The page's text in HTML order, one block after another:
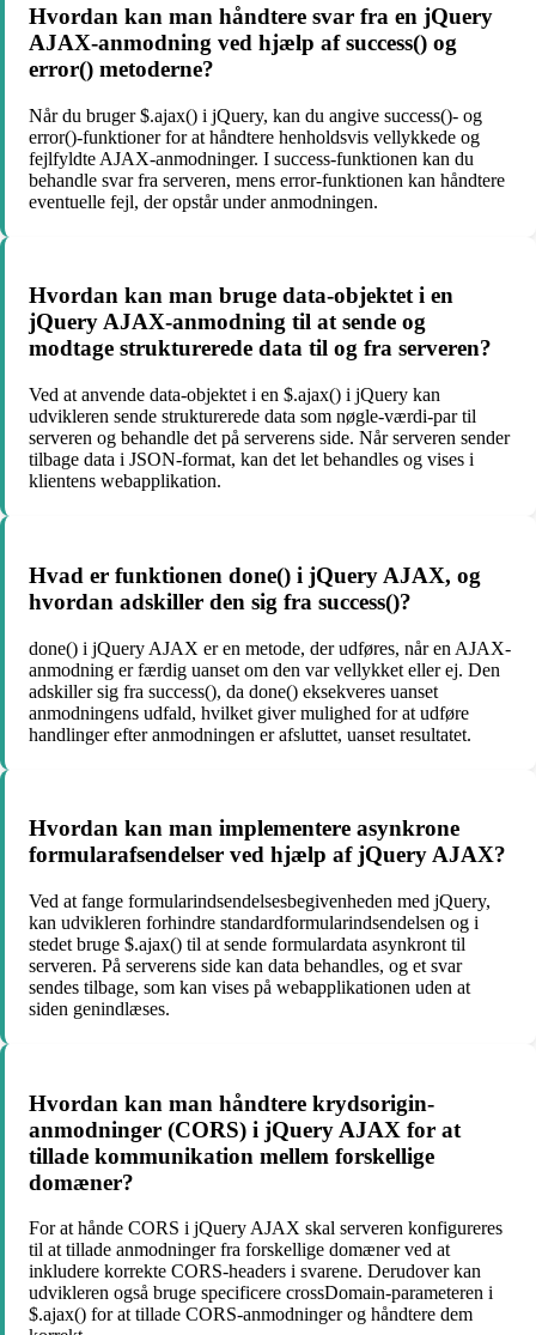
Hvordan kan man håndtere svar fra en jQuery
AJAX-anmodning ved hjælp af success() og
error() metoderne?
Når du bruger $.ajax() i jQuery, kan du angive success()- og
error()-funktioner for at håndtere henholdsvis vellykkede og
fejlfyldte AJAX-anmodninger. I success-funktionen kan du
behandle svar fra serveren, mens error-funktionen kan håndtere
eventuelle fejl, der opstår under anmodningen.
Hvordan kan man bruge data-objektet i en
jQuery AJAX-anmodning til at sende og
modtage strukturerede data til og fra serveren?
Ved at anvende data-objektet i en $.ajax() i jQuery kan
udvikleren sende strukturerede data som nøgle-værdi-par til
serveren og behandle det på serverens side. Når serveren sender
tilbage data i JSON-format, kan det let behandles og vises i
klientens webapplikation.
Hvad er funktionen done() i jQuery AJAX, og
hvordan adskiller den sig fra success()?
done() i jQuery AJAX er en metode, der udføres, når en AJAX-
anmodning er færdig uanset om den var vellykket eller ej. Den
adskiller sig fra success(), da done() eksekveres uanset
anmodningens udfald, hvilket giver mulighed for at udføre
handlinger efter anmodningen er afsluttet, uanset resultatet.
Hvordan kan man implementere asynkrone
formularafsendelser ved hjælp af jQuery AJAX?
Ved at fange formularindsendelsesbegivenheden med jQuery,
kan udvikleren forhindre standardformularindsendelsen og i
stedet bruge $.ajax() til at sende formulardata asynkront til
serveren. På serverens side kan data behandles, og et svar
sendes tilbage, som kan vises på webapplikationen uden at
siden genindlæses.
Hvordan kan man håndtere krydsorigin-
anmodninger (CORS) i jQuery AJAX for at
tillade kommunikation mellem forskellige
domæner?
For at hånde CORS i jQuery AJAX skal serveren konfigureres
til at tillade anmodninger fra forskellige domæner ved at
inkludere korrekte CORS-headers i svarene. Derudover kan
udvikleren også bruge specificere crossDomain-parameteren i
$.ajax() for at tillade CORS-anmodninger og håndtere dem